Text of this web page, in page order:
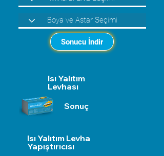
Sonucu İndir
Isı Yalıtım
Levhası
Sonuç
Isı Yalıtım Levha
Yapıştırıcısı